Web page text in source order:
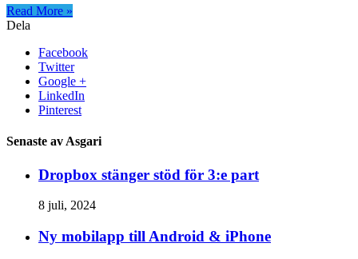
Read More »
Dela
Facebook
Twitter
Google +
LinkedIn
Pinterest
Senaste av Asgari
Dropbox stänger stöd för 3:e part
8 juli, 2024
Ny mobilapp till Android & iPhone